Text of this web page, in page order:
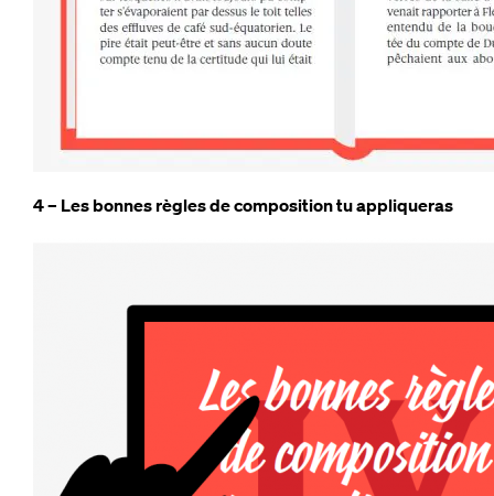
4 – Les bonnes règles de composition tu appliqueras